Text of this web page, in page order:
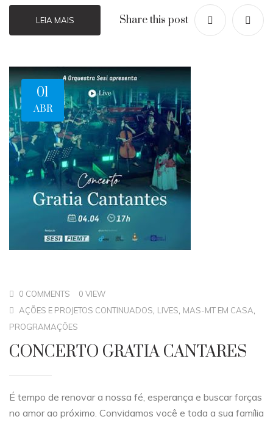
LEIA MAIS Share this post
01
ABR
0 COMMENTS
0 VIEW
AÇÕES E PROJETOS CONTINUADOS, LIVES, MAS-MT EM CASA,
PROGRAMAÇÕES
CONCERTO GRATIA CANTARES
É tempo de renovar a nossa fé, esperança e buscar forças
no amor ao próximo. Convidamos você e toda a sua família